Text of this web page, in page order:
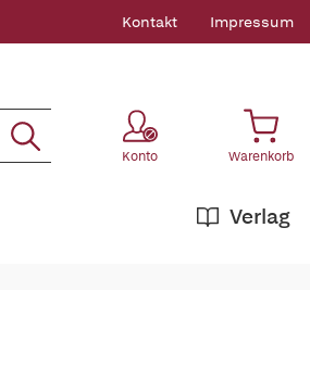
Kontakt Impressum
Konto Warenkorb
Verlag